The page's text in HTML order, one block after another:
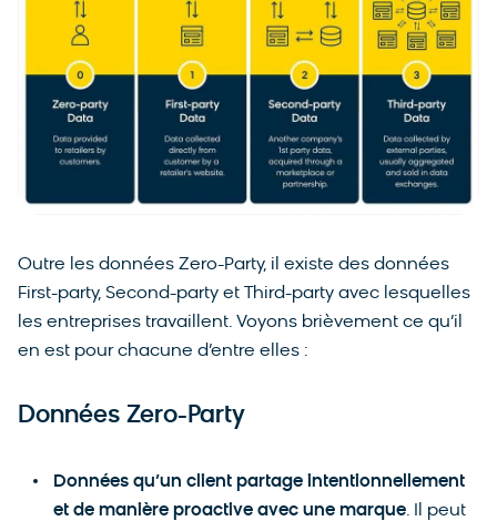
Outre les données Zero-Party, il existe des données
First-party, Second-party et Third-party avec lesquelles
les entreprises travaillent. Voyons brièvement ce qu’il
en est pour chacune d’entre elles :
Données Zero-Party
Données qu’un client partage intentionnellement
et de manière proactive avec une marque. Il peut